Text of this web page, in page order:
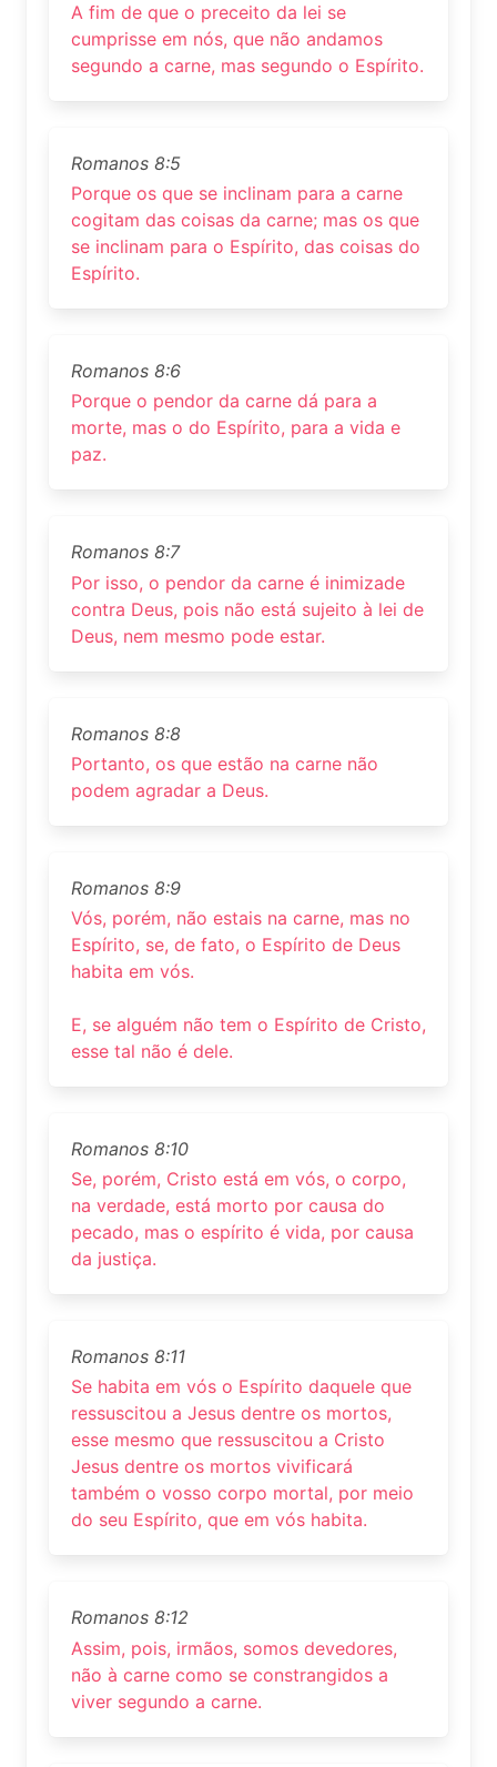
A fim de que o preceito da lei se
cumprisse em nós, que não andamos
segundo a carne, mas segundo o Espírito.
Romanos 8:5
Porque os que se inclinam para a carne
cogitam das coisas da carne; mas os que
se inclinam para o Espírito, das coisas do
Espírito.
Romanos 8:6
Porque o pendor da carne dá para a
morte, mas o do Espírito, para a vida e
paz.
Romanos 8:7
Por isso, o pendor da carne é inimizade
contra Deus, pois não está sujeito à lei de
Deus, nem mesmo pode estar.
Romanos 8:8
Portanto, os que estão na carne não
podem agradar a Deus.
Romanos 8:9
Vós, porém, não estais na carne, mas no
Espírito, se, de fato, o Espírito de Deus
habita em vós.
E, se alguém não tem o Espírito de Cristo,
esse tal não é dele.
Romanos 8:10
Se, porém, Cristo está em vós, o corpo,
na verdade, está morto por causa do
pecado, mas o espírito é vida, por causa
da justiça.
Romanos 8:11
Se habita em vós o Espírito daquele que
ressuscitou a Jesus dentre os mortos,
esse mesmo que ressuscitou a Cristo
Jesus dentre os mortos vivificará
também o vosso corpo mortal, por meio
do seu Espírito, que em vós habita.
Romanos 8:12
Assim, pois, irmãos, somos devedores,
não à carne como se constrangidos a
viver segundo a carne.